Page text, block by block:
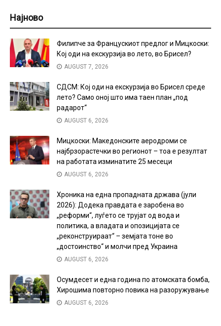
Најново
Филипче за Францускиот предлог и Мицкоски:
Кој оди на екскурзија во лето, во Брисел?
AUGUST 7, 2026
СДСМ: Кој оди на екскурзија во Брисел среде
лето? Само оној што има таен план „под
радарот“
AUGUST 6, 2026
Мицкоски: Македонските аеродроми се
најбрзорастечки во регионот – тоа е резултат
на работата изминатите 25 месеци
AUGUST 6, 2026
Хроника на една пропадната држава (јули
2026): Додека правдата е заробена во
„реформи“, луѓето се трујат од вода и
политика, а владата и опозицијата се
„реконструираат“ – земјата тоне во
„достоинство“ и молчи пред Украина
AUGUST 6, 2026
Осумдесет и една година по атомската бомба,
Хирошима повторно повика на разоружување
AUGUST 6, 2026